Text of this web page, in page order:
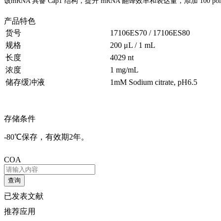
产品特色
货号
17106ES70 / 17106ES80
规格
200 μL / 1 mL
长度
4029 nt
浓度
1 mg/mL
储存缓冲液
1mM Sodium citrate, pH6.5
存储条件
-80℃保存，有效期2年。
COA
查询
已发表文献
推荐应用